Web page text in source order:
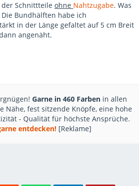
Schnittteile ohne Nahtzugabe. Was
Bundhälften habe ich
in der Länge gefaltet auf 5 cm Breit
angenäht.
Garne in 460 Farben in allen
Nähe, fest sitzende Knöpfe, eine hohe
- Qualität für höchste Ansprüche.
entdecken! [Reklame]